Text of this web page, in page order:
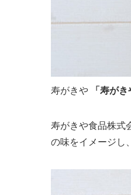
寿がきや 「寿がき
寿がきや食品株式
の味をイメージし